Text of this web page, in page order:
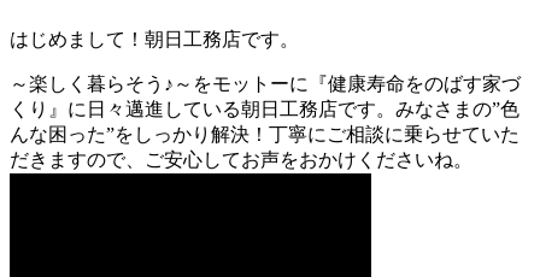
はじめまして！朝日工務店です。
～楽しく暮らそう♪～をモットーに『健康寿命をのばす家づ
くり』に日々邁進している朝日工務店です。みなさまの”色
んな困った”をしっかり解決！丁寧にご相談に乗らせていた
だきますので、ご安心してお声をおかけくださいね。